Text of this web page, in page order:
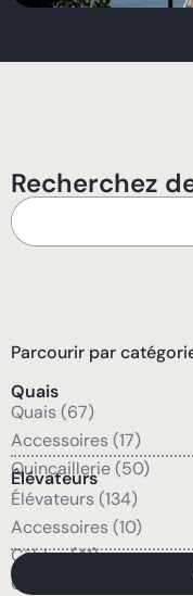
Recherchez
Parcourir par
Quais
Quais (67)
Accessoires (17)
Quincaillerie (50)
Élévateurs
Élévateurs (134)
Accessoires (10)
Câbles (41)
Quincaillerie (47)